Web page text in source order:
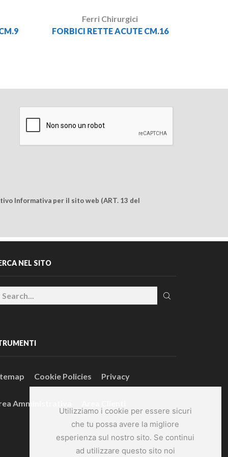
Utilizziamo i cookie per essere sicuri
che tu possa avere la migliore
esperienza sul nostro sito. Se continui
ad utilizzare questo sito noi
Ferri Chirurgici
FORBICI RETTE ACUTE CM.16
Informativa per il sito web (ART. 13 del
NEL SITO
Cookie Policies Privacy
Amministrativa